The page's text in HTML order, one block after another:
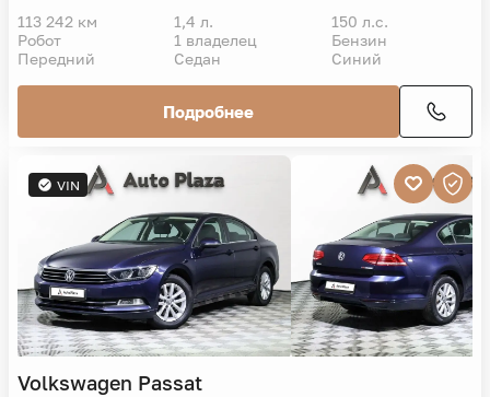
113 242 км 1,4 л.
150 л.с.
Робот
1 владелец
Бензин
Передний
Седан Синий
Подробнее
VIN
Volkswagen Passat